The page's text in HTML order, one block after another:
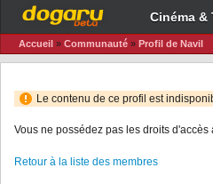
Cinéma &
Accueil » Communauté » Profil de Navil
Le contenu de ce profil est
Vous ne possédez pas les droits d'accès
Retour à la liste des membres